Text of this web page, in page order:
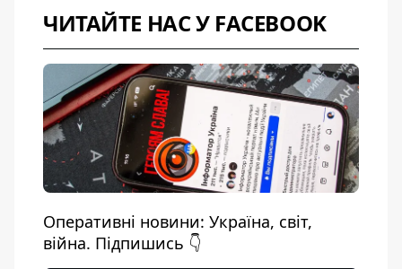
ЧИТАЙТЕ НАС У FACEBOOK
Оперативні новини: Україна, світ,
війна. Підпишись 👇